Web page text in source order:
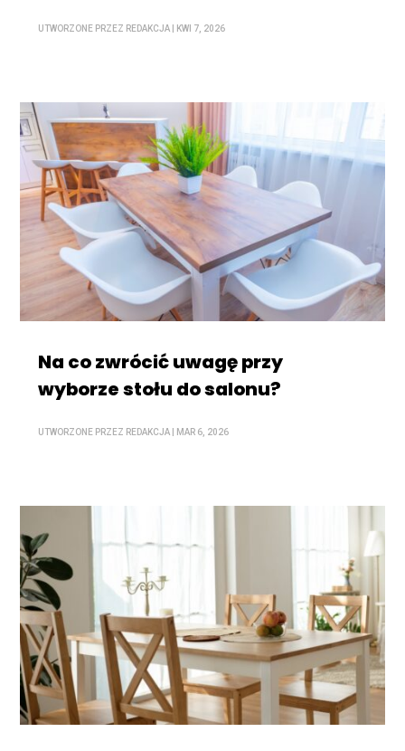
UTWORZONE PRZEZ REDAKCJA KWI 7, 2026
Na co zwrócić uwagę przy
wyborze stołu do salonu?
UTWORZONE PRZEZ REDAKCJA MAR 6, 2026